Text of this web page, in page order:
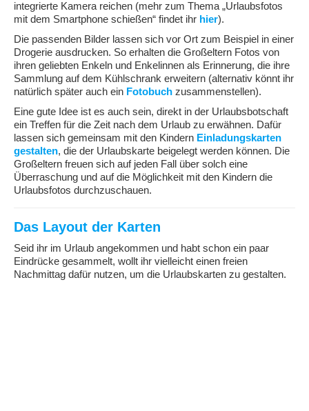
integrierte Kamera reichen (mehr zum Thema „Urlaubsfotos
mit dem Smartphone schießen“ findet ihr hier).
Die passenden Bilder lassen sich vor Ort zum Beispiel in einer
Drogerie ausdrucken. So erhalten die Großeltern Fotos von
ihren geliebten Enkeln und Enkelinnen als Erinnerung, die ihre
Sammlung auf dem Kühlschrank erweitern (alternativ könnt ihr
natürlich später auch ein Fotobuch zusammenstellen).
Eine gute Idee ist es auch sein, direkt in der Urlaubsbotschaft
ein Treffen für die Zeit nach dem Urlaub zu erwähnen. Dafür
lassen sich gemeinsam mit den Kindern Einladungskarten
gestalten, die der Urlaubskarte beigelegt werden können. Die
Großeltern freuen sich auf jeden Fall über solch eine
Überraschung und auf die Möglichkeit mit den Kindern die
Urlaubsfotos durchzuschauen.
Das Layout der Karten
Seid ihr im Urlaub angekommen und habt schon ein paar
Eindrücke gesammelt, wollt ihr vielleicht einen freien
Nachmittag dafür nutzen, um die Urlaubskarten zu gestalten.